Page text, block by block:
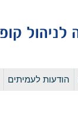
לדלג
הודעות לעמיתים